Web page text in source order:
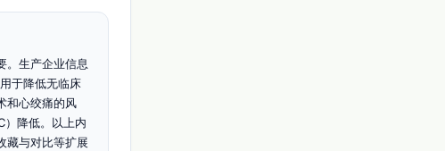
。生产企业信息
于降低无临床
和心绞痛的风
）降低。以上内
藏与对比等扩展